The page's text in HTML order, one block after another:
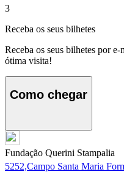
3
Receba os seus bilhetes
Receba os seus bilhetes por
ótima visita!
Como chegar
Fundação Querini Stampalia
5252,Campo Santa Maria